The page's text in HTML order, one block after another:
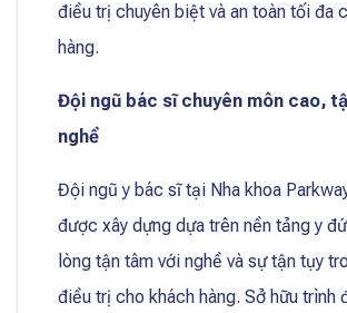
điều trị chuyên biệt và an toàn tối đa
hàng.
Đội ngũ bác sĩ chuyên môn cao,
nghề
Đội ngũ y bác sĩ tại Nha khoa
được xây dựng dựa trên nền tảng y
lòng tận tâm với nghề và sự tận tụy
điều trị cho khách hàng. Sở hữu trình